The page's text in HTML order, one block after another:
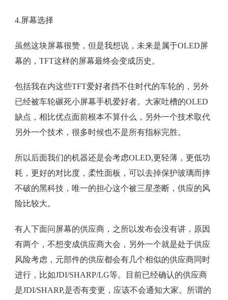
4.屏幕选择
虽然这块屏幕很赞，但是我想说，未来是属于OLED屏
幕的，TFT这样的屏幕最终会变成历史。
包括我在内这些TFT爱好者挡不住时代的车轮的，另外
已经被车轮碾死小屏幕手机爱好者。大家吐槽的OLED
缺点，相比优点面前根本不算什么，另外一个技术取代
另外一个技术，很多时候也不是所有指标完胜。
所以后面我们的机器还是会考虑OLED,更轻薄，更低功
耗，更好的对比度，柔性面板，可以去掉保护玻璃而摔
不破的黑科技，唯一的担心这个被三星垄断，供应的风
险比较大。
有人下面问屏幕的供应商，之所以发布会没有讲，原因
有两个，不想变成供应商大会，另外一个就是处于供应
风险考虑，元部件的供应都会有几个相似的供应商同时
进行，比如JDI/SHARP/LG等。目前已经确认的供应商
是JDI/SHARP,是否有变更，应该不会通知大家。所谓的